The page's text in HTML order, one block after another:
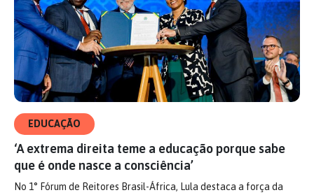
EDUCAÇÃO
‘A extrema direita teme a educação porque sabe
que é onde nasce a consciência’
No 1° Fórum de Reitores Brasil-África, Lula destaca a força da